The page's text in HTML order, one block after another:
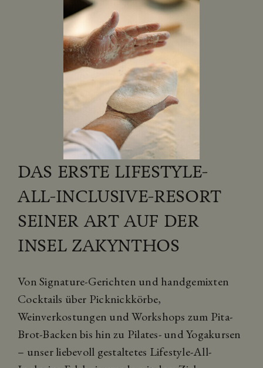
DAS ERSTE LIFESTYLE-
ALL-INCLUSIVE-RESORT
SEINER ART AUF DER
INSEL ZAKYNTHOS
Von Signature-Gerichten und handgemixten
Cocktails über Picknickkörbe,
Weinverkostungen und Workshops zum Pita-
Brot-Backen bis hin zu Pilates- und Yogakursen
– unser liebevoll gestaltetes Lifestyle-All-